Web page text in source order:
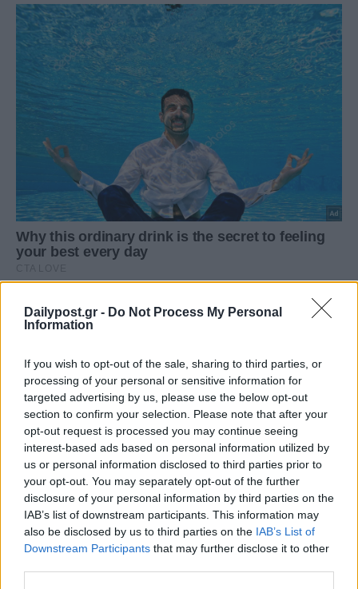
Dailypost.gr - Do Not Process My Personal
Information
If you wish to opt-out of the sale, sharing to third parties, or
processing of your personal or sensitive information for
targeted advertising by us, please use the below opt-out
section to confirm your selection. Please note that after your
opt-out request is processed you may continue seeing
interest-based ads based on personal information utilized by
us or personal information disclosed to third parties prior to
your opt-out. You may separately opt-out of the further
disclosure of your personal information by third parties on the
IAB’s list of downstream participants. This information may
also be disclosed by us to third parties on the IAB’s List of
Downstream Participants that may further disclose it to other